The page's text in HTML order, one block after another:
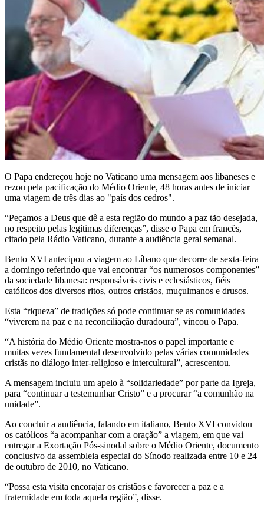
O Papa endereçou hoje no Vaticano uma mensagem aos libaneses e
rezou pela pacificação do Médio Oriente, 48 horas antes de iniciar
uma viagem de três dias ao "país dos cedros".
“Peçamos a Deus que dê a esta região do mundo a paz tão desejada,
no respeito pelas legítimas diferenças”, disse o Papa em francês,
citado pela Rádio Vaticano, durante a audiência geral semanal.
Bento XVI antecipou a viagem ao Líbano que decorre de sexta-feira
a domingo referindo que vai encontrar “os numerosos componentes”
da sociedade libanesa: responsáveis civis e eclesiásticos, fiéis
católicos dos diversos ritos, outros cristãos, muçulmanos e drusos.
Esta “riqueza” de tradições só pode continuar se as comunidades
“viverem na paz e na reconciliação duradoura”, vincou o Papa.
“A história do Médio Oriente mostra-nos o papel importante e
muitas vezes fundamental desenvolvido pelas várias comunidades
cristãs no diálogo inter-religioso e intercultural”, acrescentou.
A mensagem incluiu um apelo à “solidariedade” por parte da Igreja,
para “continuar a testemunhar Cristo” e a procurar “a comunhão na
unidade”.
Ao concluir a audiência, falando em italiano, Bento XVI convidou
os católicos “a acompanhar com a oração” a viagem, em que vai
entregar a Exortação Pós-sinodal sobre o Médio Oriente, documento
conclusivo da assembleia especial do Sínodo realizada entre 10 e 24
de outubro de 2010, no Vaticano.
“Possa esta visita encorajar os cristãos e favorecer a paz e a
fraternidade em toda aquela região”, disse.